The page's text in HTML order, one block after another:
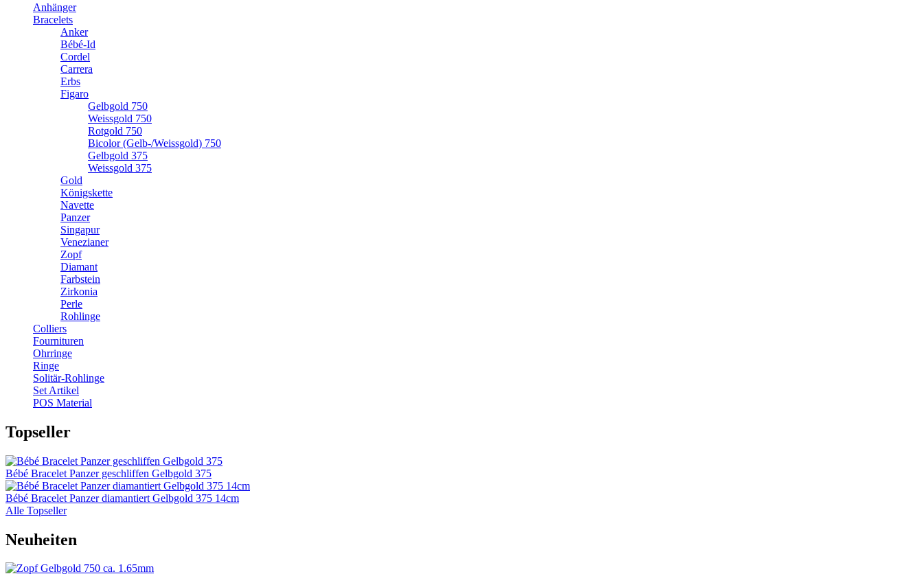
Anhänger
Bracelets
Anker
Bébé-Id
Cordel
Carrera
Erbs
Figaro
Gelbgold 750
Weissgold 750
Rotgold 750
Bicolor (Gelb-/Weissgold) 750
Gelbgold 375
Weissgold 375
Gold
Königskette
Navette
Panzer
Singapur
Venezianer
Zopf
Diamant
Farbstein
Zirkonia
Perle
Rohlinge
Colliers
Fournituren
Ohrringe
Ringe
Solitär-Rohlinge
Set Artikel
POS Material
Topseller
Bébé Bracelet Panzer geschliffen Gelbgold 375
Bébé Bracelet Panzer diamantiert Gelbgold 375 14cm
Alle Topseller
Neuheiten